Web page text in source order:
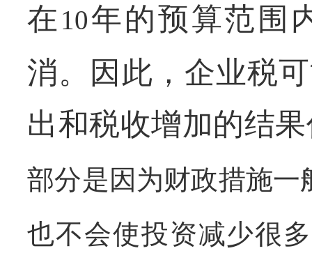
在 10年的预算范围
消。因此，企业税
出和税收增加的结
部分是因为财政措施
也不会使投资减少很